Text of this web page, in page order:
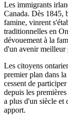
Les immigrants
Canada. Dès 1845,
famine, vinrent
traditionnelles en
dévouement à la
d'un avenir meilleur
Les citoyens
premier plan dans
cessent de
depuis les
a plus d'un siècle et
apport.